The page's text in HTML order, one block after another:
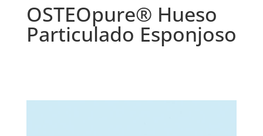
OSTEOpure® Hueso
Particulado Esponjoso